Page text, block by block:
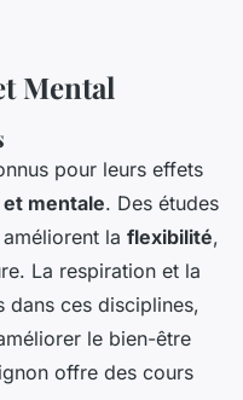
Mental
pour leurs effets
mentale. Des études
la flexibilité,
La respiration et la
dans ces disciplines,
le bien-être
offre des cours